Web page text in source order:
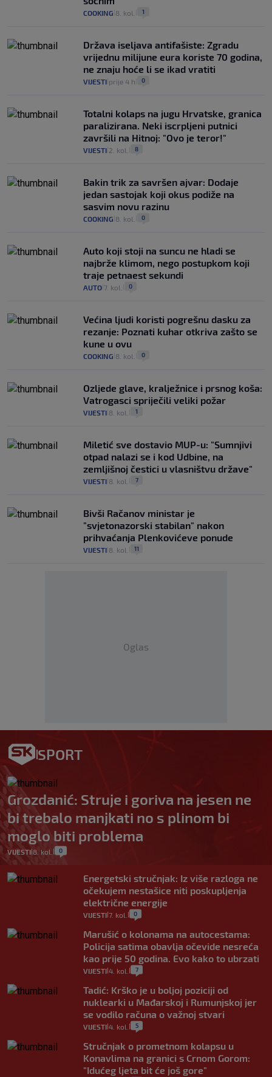
COOKING 8. kol. 1
Država iseljava antifašiste: Zgradu
vrijednu milijune eura koriste 70 godina,
ne znaju hoće li se ikad vratiti
VIJESTI prije 4 h 0
Totalni kolaps na jugu Hrvatske, granica
paralizirana. Neki iscrpljeni putnici
završili na Hitnoj: "Ovo je teror!"
VIJESTI 2. kol. 8
Bakin trik za savršen ajvar: Dodaje
jedan sastojak koji okus podiže na
sasvim novu razinu
COOKING 8. kol. 0
Auto koji stoji na suncu ne hladi se
najbrže klimom, nego postupkom koji
traje petnaest sekundi
AUTO 7. kol. 0
Većina ljudi koristi pogrešnu dasku za
rezanje: Poznati kuhar otkriva zašto se
kune u ovu
COOKING 8. kol. 0
Ozljede glave, kralježnice i prsnog koša:
Vatrogasci spriječili veliki požar
VIJESTI 8. kol. 1
Miletić sve dostavio MUP-u: "Sumnjivi
otpad nalazi se i kod Udbine, na
zemljišnoj čestici u vlasništvu države"
VIJESTI 8. kol. 7
Bivši Račanov ministar je
"svjetonazorski stabilan" nakon
prihvaćanja Plenkovićeve ponude
VIJESTI 8. kol. 11
Oglas
SPORT
Grozdanić: Struje i goriva na jesen ne
bi trebalo manjkati no s plinom bi
moglo biti problema
VIJESTI| 8. kol. 0
Energetski stručnjak: Iz više razloga ne
očekujem nestašice niti poskupljenja
električne energije
VIJESTI 7. kol. 0
Marušić o kolonama na autocestama:
Policija satima obavlja očevide nesreća
kao prije 50 godina. Evo kako to ubrzati
VIJESTI 4. kol. 7
Tadić: Krško je u boljoj poziciji od
nuklearki u Mađarskoj i Rumunjskoj jer
se vodilo računa o važnoj stvari
VIJESTI 4. kol. 5
Stručnjak o prometnom kolapsu u
Konavlima na granici s Crnom Gorom:
"Idućeg ljeta bit će još gore"